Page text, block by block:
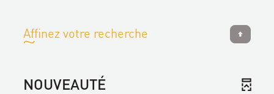
Affinez votre recherche
NOUVEAUTÉ